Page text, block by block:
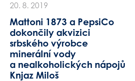
20. 8. 2019
Mattoni 1873 a PepsiCo
dokončily akvizici
srbského výrobce
minerální vody
a nealkoholických nápojů
Knjaz Miloš